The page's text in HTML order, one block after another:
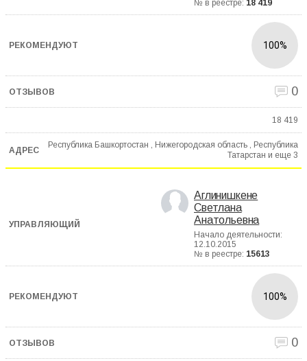
№ в реестре: 18 419
100%
0
18 419
Республика Башкортостан , Нижегородская область , Республика
Татарстан и еще 3
Аглинишкене
Светлана
Анатольевна
Начало деятельности:
12.10.2015
№ в реестре: 15613
100%
0